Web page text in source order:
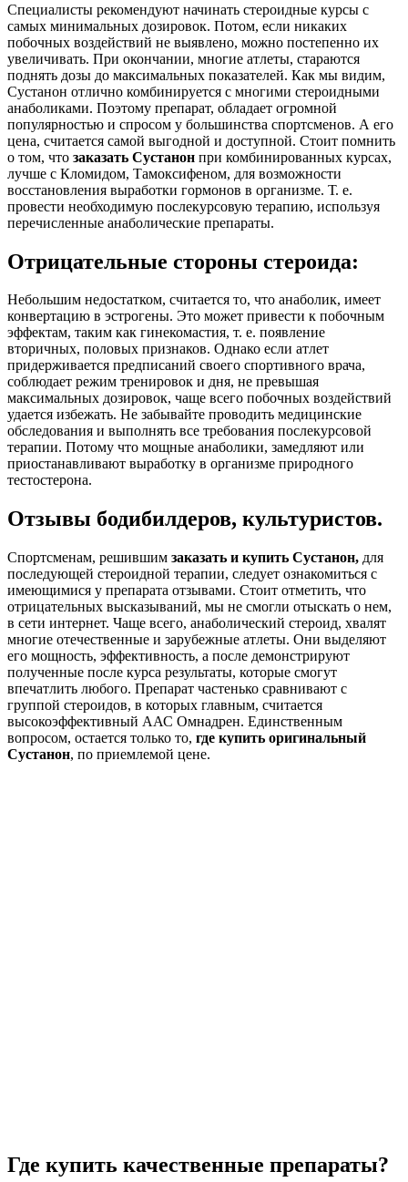
Специалисты рекомендуют начинать стероидные курсы с
самых минимальных дозировок. Потом, если никаких
побочных воздействий не выявлено, можно постепенно их
увеличивать. При окончании, многие атлеты, стараются
поднять дозы до максимальных показателей. Как мы видим,
Сустанон отлично комбинируется с многими стероидными
анаболиками. Поэтому препарат, обладает огромной
популярностью и спросом у большинства спортсменов. А его
цена, считается самой выгодной и доступной. Стоит помнить
о том, что заказать Сустанон при комбинированных курсах,
лучше с Кломидом, Тамоксифеном, для возможности
восстановления выработки гормонов в организме. Т. е.
провести необходимую послекурсовую терапию, используя
перечисленные анаболические препараты.
Отрицательные стороны стероида:
Небольшим недостатком, считается то, что анаболик, имеет
конвертацию в эстрогены. Это может привести к побочным
эффектам, таким как гинекомастия, т. е. появление
вторичных, половых признаков. Однако если атлет
придерживается предписаний своего спортивного врача,
соблюдает режим тренировок и дня, не превышая
максимальных дозировок, чаще всего побочных воздействий
удается избежать. Не забывайте проводить медицинские
обследования и выполнять все требования послекурсовой
терапии. Потому что мощные анаболики, замедляют или
приостанавливают выработку в организме природного
тестостерона.
Отзывы бодибилдеров, культуристов.
Спортсменам, решившим заказать и купить Сустанон, для
последующей стероидной терапии, следует ознакомиться с
имеющимися у препарата отзывами. Стоит отметить, что
отрицательных высказываний, мы не смогли отыскать о нем,
в сети интернет. Чаще всего, анаболический стероид, хвалят
многие отечественные и зарубежные атлеты. Они выделяют
его мощность, эффективность, а после демонстрируют
полученные после курса результаты, которые смогут
впечатлить любого. Препарат частенько сравнивают с
группой стероидов, в которых главным, считается
высокоэффективный ААС Омнадрен. Единственным
вопросом, остается только то, где купить оригинальный
Сустанон, по приемлемой цене.
Где купить качественные препараты?